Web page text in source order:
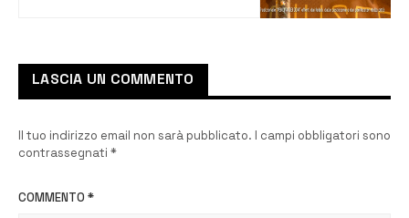
LASCIA UN COMMENTO
Il tuo indirizzo email non sarà pubblicato. I campi obbligatori sono
contrassegnati *
COMMENTO *